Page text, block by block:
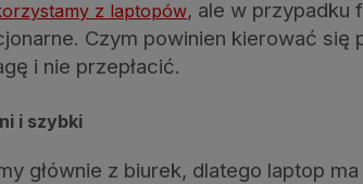
z laptopów, ale w przypadku
Czym powinien kierować
i nie przepłacić.
i szybki
głównie z biurek, dlatego laptop